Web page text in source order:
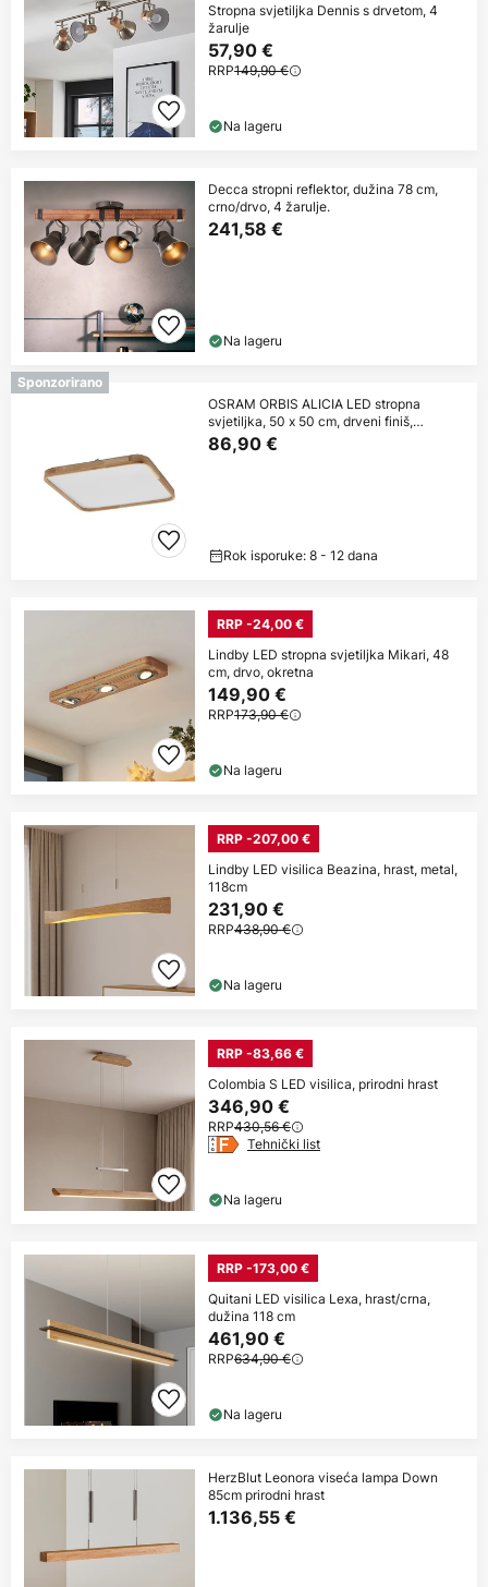
Stropna svjetiljka Dennis s drvetom, 4
žarulje
57,90 €
RRP149,90 €
Na lageru
Decca stropni reflektor, dužina 78 cm,
crno/drvo, 4 žarulje.
241,58 €
Na lageru
Sponzorirano
OSRAM ORBIS ALICIA LED stropna
svjetiljka, 50 x 50 cm, drveni finiš,
ClickDim
86,90 €
Rok isporuke: 8 - 12 dana
RRP -24,00 €
Lindby LED stropna svjetiljka Mikari, 48
cm, drvo, okretna
149,90 €
RRP173,90 €
Na lageru
RRP -207,00 €
Lindby LED visilica Beazina, hrast, metal,
118cm
231,90 €
RRP438,90 €
Na lageru
RRP -83,66 €
Colombia S LED visilica, prirodni hrast
346,90 €
RRP430,56 €
Tehnički list
Na lageru
RRP -173,00 €
Quitani LED visilica Lexa, hrast/crna,
dužina 118 cm
461,90 €
RRP634,90 €
Na lageru
HerzBlut Leonora viseća lampa Down
85cm prirodni hrast
1.136,55 €